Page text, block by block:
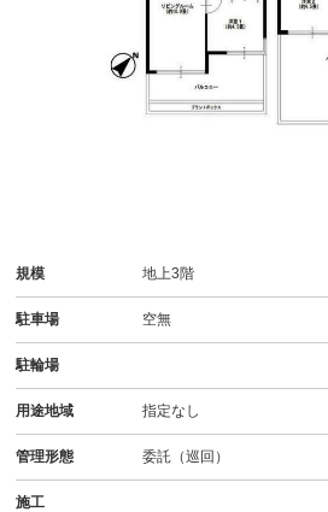
規模 地上3階
駐車場 空無
駐輪場
用途地域 指定なし
管理形態 委託（巡回）
施工